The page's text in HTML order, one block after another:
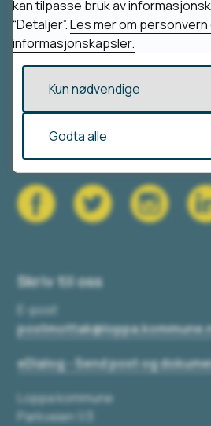
Besøk oss
Loppa kommune
9550 Øksfjord
Vis i kart
Skriv til oss
E-post
eDialog - Send post og
Loppa kommune
Parkveien 1/3
kan tilpasse bruk av
“Detaljer”.Les mer om personvern
informasjonskapsler.
Kun nødvendige
Godta alle